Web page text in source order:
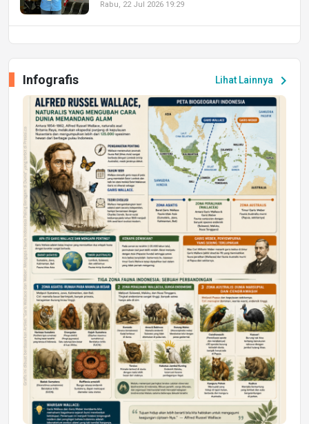
Rabu, 22 Jul 2026 19:29
Peluang Kerja dan Magang
Jumat, 17 Jul 2026 22:30
DAERAH
Astra Motor Kalimantan Timur 2 Dukung
Mahasiswa Samarinda dalam Astra
Honda SDGs Future Leaders 2026
Jumat, 10 Jul 2026 19:01
Lihat Lainnya chevron_right
Infografis